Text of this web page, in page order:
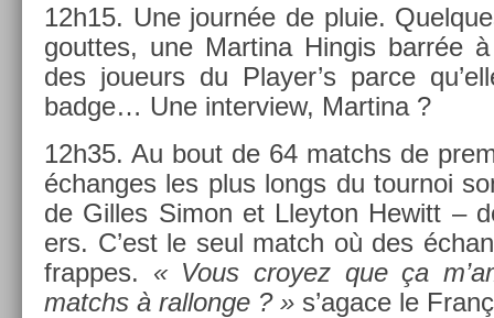
12h15. Une journée de pluie.
gout­tes, une Mar­tina Hin­gis barrée
des joueurs du Player’s parce
badge… Une in­ter­view, Mar­tina ?
12h35. Au bout de 64 matchs de
échan­ges les plus longs du tour­noi
de Gil­les Simon et Lleyton Hewitt –
ers. C’est le seul match où des
frap­pes. « Vous croyez que ça
matchs à ral­longe ? » s’agace le